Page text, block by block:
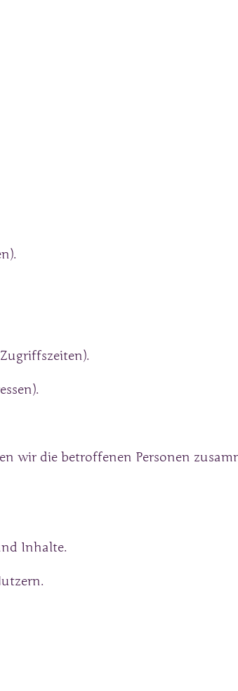
wir die betroffenen Personen
Inhalte.